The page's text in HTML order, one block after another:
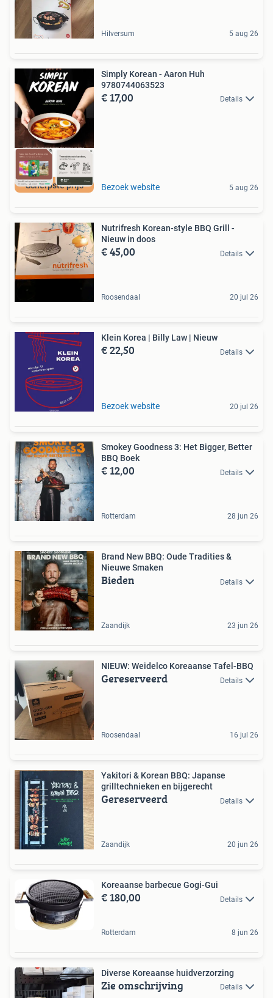
Hilversum 5 aug 26
Scherpste prijs
Simply Korean - Aaron Huh
9780744063523
€ 17,00 Details
Bezoek website 5 aug 26
Nutrifresh Korean-style BBQ Grill -
Nieuw in doos
€ 45,00 Details
Roosendaal 20 jul 26
Klein Korea | Billy Law | Nieuw
€ 22,50 Details
Bezoek website 20 jul 26
Smokey Goodness 3: Het Bigger, Better
BBQ Boek
€ 12,00 Details
Rotterdam 28 jun 26
Brand New BBQ: Oude Tradities &
Nieuwe Smaken
Bieden Details
Zaandijk 23 jun 26
NIEUW: Weidelco Koreaanse Tafel-BBQ
Gereserveerd Details
Roosendaal 16 jul 26
Yakitori & Korean BBQ: Japanse
grilltechnieken en bijgerecht
Gereserveerd Details
Zaandijk 20 jun 26
Koreaanse barbecue Gogi-Gui
€ 180,00 Details
Rotterdam 8 jun 26
Diverse Koreaanse huidverzorzing
Zie omschrijving Details